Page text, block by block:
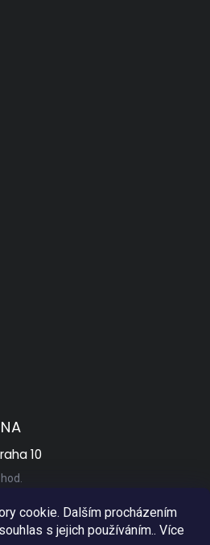
cookie. Dalším procházením
s jejich používáním.. Více
10